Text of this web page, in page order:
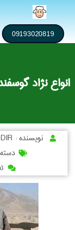
09193020819
انواع نژاد
نویسنده :